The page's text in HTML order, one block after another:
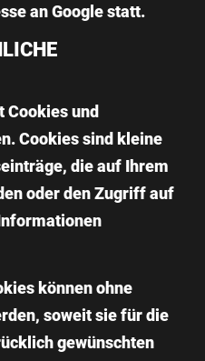
an Google statt.
Cookies und
Cookies sind kleine
die auf Ihrem
oder den Zugriff auf
können ohne
soweit sie für die
gewünschten